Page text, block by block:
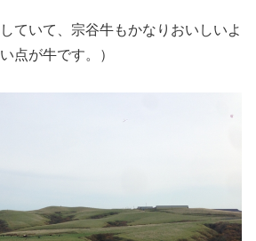
ていて、宗谷牛もかなりおいしいよ
点が牛です。）